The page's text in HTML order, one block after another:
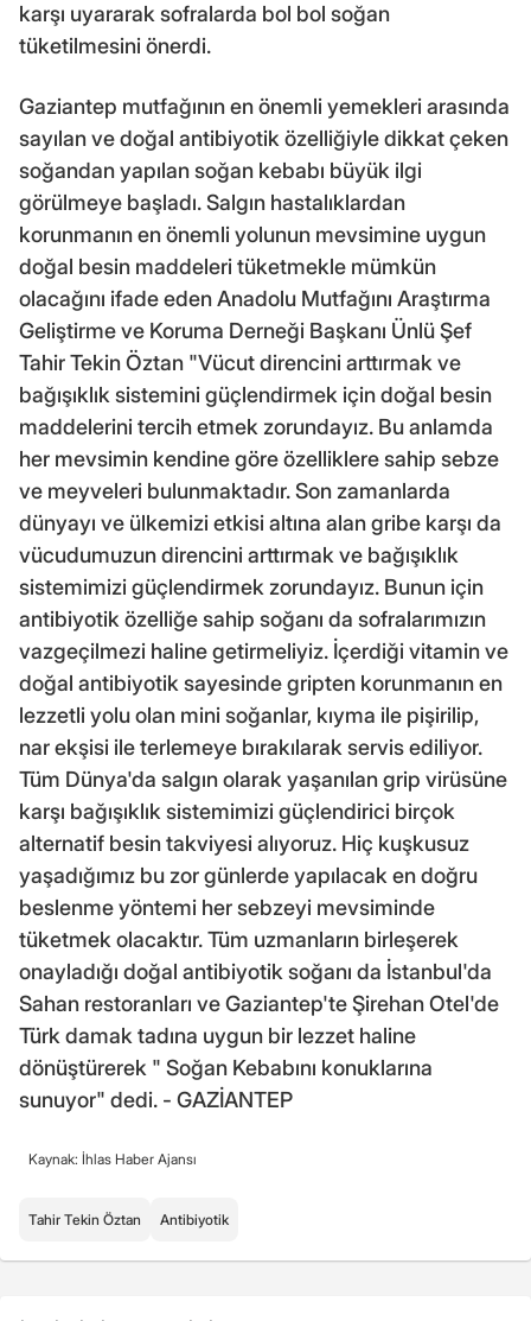
karşı uyararak sofralarda bol bol soğan
tüketilmesini önerdi.
Gaziantep mutfağının en önemli yemekleri arasında
sayılan ve doğal antibiyotik özelliğiyle dikkat çeken
soğandan yapılan soğan kebabı büyük ilgi
görülmeye başladı. Salgın hastalıklardan
korunmanın en önemli yolunun mevsimine uygun
doğal besin maddeleri tüketmekle mümkün
olacağını ifade eden Anadolu Mutfağını Araştırma
Geliştirme ve Koruma Derneği Başkanı Ünlü Şef
Tahir Tekin Öztan "Vücut direncini arttırmak ve
bağışıklık sistemini güçlendirmek için doğal besin
maddelerini tercih etmek zorundayız. Bu anlamda
her mevsimin kendine göre özelliklere sahip sebze
ve meyveleri bulunmaktadır. Son zamanlarda
dünyayı ve ülkemizi etkisi altına alan gribe karşı da
vücudumuzun direncini arttırmak ve bağışıklık
sistemimizi güçlendirmek zorundayız. Bunun için
antibiyotik özelliğe sahip soğanı da sofralarımızın
vazgeçilmezi haline getirmeliyiz. İçerdiği vitamin ve
doğal antibiyotik sayesinde gripten korunmanın en
lezzetli yolu olan mini soğanlar, kıyma ile pişirilip,
nar ekşisi ile terlemeye bırakılarak servis ediliyor.
Tüm Dünya'da salgın olarak yaşanılan grip virüsüne
karşı bağışıklık sistemimizi güçlendirici birçok
alternatif besin takviyesi alıyoruz. Hiç kuşkusuz
yaşadığımız bu zor günlerde yapılacak en doğru
beslenme yöntemi her sebzeyi mevsiminde
tüketmek olacaktır. Tüm uzmanların birleşerek
onayladığı doğal antibiyotik soğanı da İstanbul'da
Sahan restoranları ve Gaziantep'te Şirehan Otel'de
Türk damak tadına uygun bir lezzet haline
dönüştürerek " Soğan Kebabını konuklarına
sunuyor" dedi. - GAZİANTEP
Kaynak: İhlas Haber Ajansı
Tahir Tekin Öztan Antibiyotik